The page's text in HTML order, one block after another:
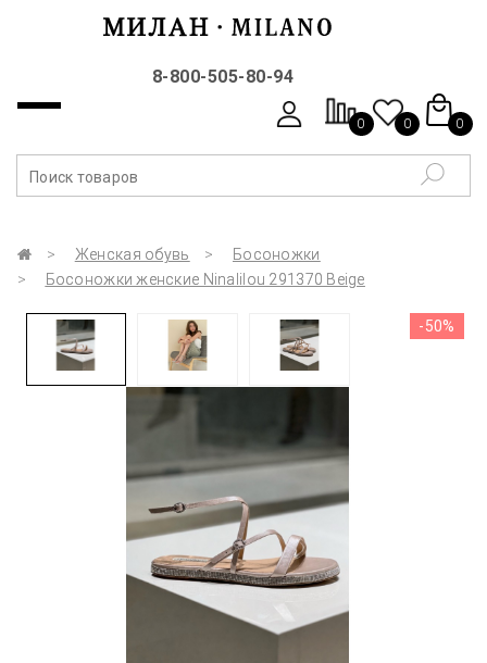
8-800-505-80-94
0 0 0
Женская обувь
Босоножки
Босоножки женские Ninalilou 291370 Beige
-50%